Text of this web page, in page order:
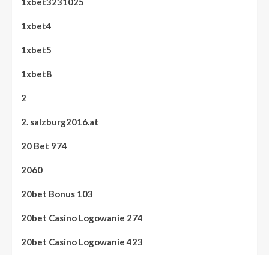
1xbet4
1xbet5
1xbet8
2
2. salzburg2016.at
20 Bet 974
2060
20bet Bonus 103
20bet Casino Logowanie 274
20bet Casino Logowanie 423